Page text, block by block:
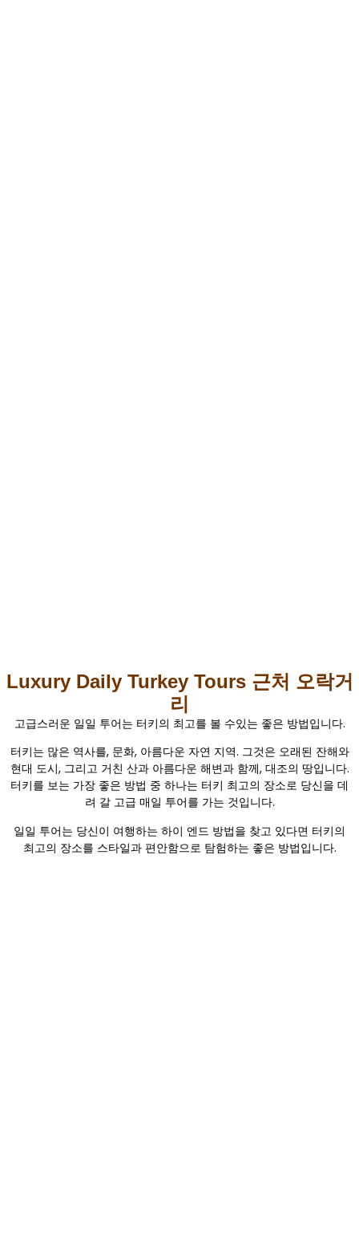
Luxury Daily Turkey Tours 근처 오락거
리
고급스러운 일일 투어는 터키의 최고를 볼 수있는 좋은 방법입니다.
터키는 많은 역사를, 문화, 아름다운 자연 지역. 그것은 오래된 잔해와
현대 도시, 그리고 거친 산과 아름다운 해변과 함께, 대조의 땅입니다.
터키를 보는 가장 좋은 방법 중 하나는 터키 최고의 장소로 당신을 데
려 갈 고급 매일 투어를 가는 것입니다.
일일 투어는 당신이 여행하는 하이 엔드 방법을 찾고 있다면 터키의
최고의 장소를 스타일과 편안함으로 탐험하는 좋은 방법입니다.